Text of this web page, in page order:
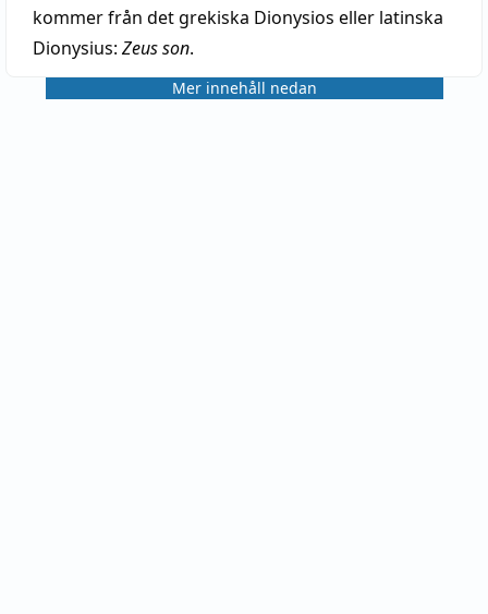
kommer från det grekiska Dionysios eller latinska
Dionysius: Zeus son.
Mer innehåll nedan